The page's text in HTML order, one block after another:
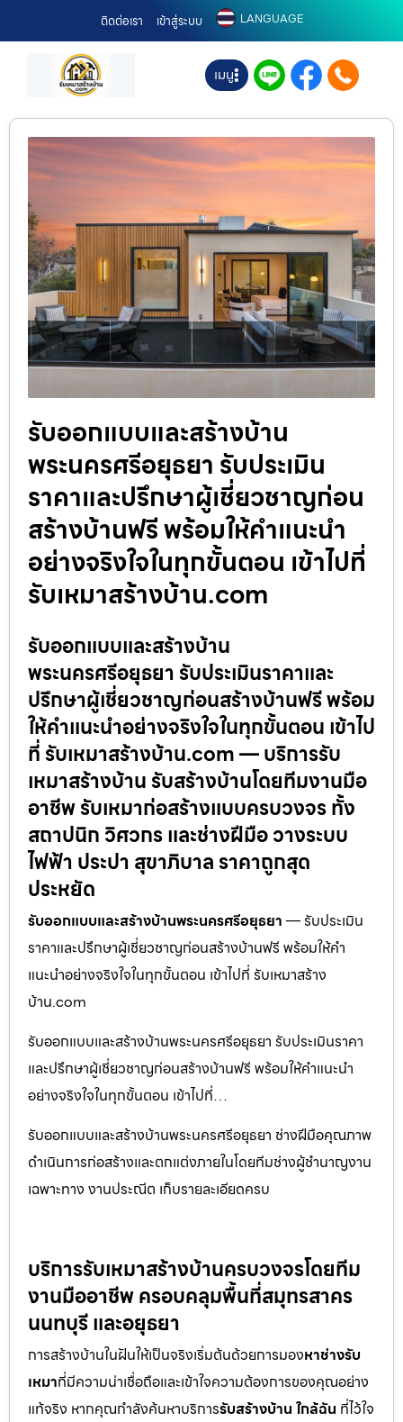
ติดต่อเรา เข้าสู่ระบบ LANGUAGE
เมนู
รับออกแบบและสร้างบ้าน
พระนครศรีอยุธยา รับประเมิน
ราคาและปรึกษาผู้เชี่ยวชาญก่อน
สร้างบ้านฟรี พร้อมให้คำแนะนำ
อย่างจริงใจในทุกขั้นตอน เข้าไปที่
รับเหมาสร้างบ้าน.com
รับออกแบบและสร้างบ้าน
พระนครศรีอยุธยา รับประเมินราคาและ
ปรึกษาผู้เชี่ยวชาญก่อนสร้างบ้านฟรี พร้อม
ให้คำแนะนำอย่างจริงใจในทุกขั้นตอน เข้าไป
ที่ รับเหมาสร้างบ้าน.com — บริการรับ
เหมาสร้างบ้าน รับสร้างบ้านโดยทีมงานมือ
อาชีพ รับเหมาก่อสร้างแบบครบวงจร ทั้ง
สถาปนิก วิศวกร และช่างฝีมือ วางระบบ
ไฟฟ้า ประปา สุขาภิบาล ราคาถูกสุด
ประหยัด
รับออกแบบและสร้างบ้านพระนครศรีอยุธยา — รับประเมิน
ราคาและปรึกษาผู้เชี่ยวชาญก่อนสร้างบ้านฟรี พร้อมให้คำ
แนะนำอย่างจริงใจในทุกขั้นตอน เข้าไปที่ รับเหมาสร้าง
บ้าน.com
รับออกแบบและสร้างบ้านพระนครศรีอยุธยา รับประเมินราคา
และปรึกษาผู้เชี่ยวชาญก่อนสร้างบ้านฟรี พร้อมให้คำแนะนำ
อย่างจริงใจในทุกขั้นตอน เข้าไปที่…
รับออกแบบและสร้างบ้านพระนครศรีอยุธยา ช่างฝีมือคุณภาพ
ดำเนินการก่อสร้างและตกแต่งภายในโดยทีมช่างผู้ชำนาญงาน
เฉพาะทาง งานประณีต เก็บรายละเอียดครบ
บริการรับเหมาสร้างบ้านครบวงจรโดยทีม
งานมืออาชีพ ครอบคลุมพื้นที่สมุทรสาคร
นนทบุรี และอยุธยา
การสร้างบ้านในฝันให้เป็นจริงเริ่มต้นด้วยการมองหาช่างรับ
เหมาที่มีความน่าเชื่อถือและเข้าใจความต้องการของคุณอย่าง
แท้จริง หากคุณกำลังค้นหาบริการรับสร้างบ้าน ใกล้ฉัน ที่ไว้ใจ